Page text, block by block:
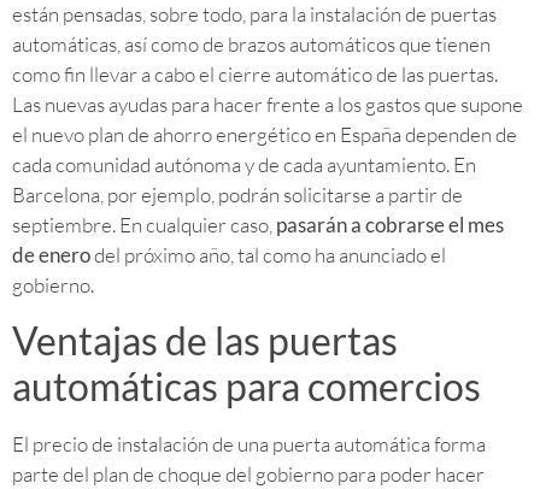
están pensadas, sobre todo, para la instalación de puertas
automáticas, así como de brazos automáticos que tienen
como fin llevar a cabo el cierre automático de las puertas.
Las nuevas ayudas para hacer frente a los gastos que supone
el nuevo plan de ahorro energético en España dependen de
cada comunidad autónoma y de cada ayuntamiento. En
Barcelona, por ejemplo, podrán solicitarse a partir de
septiembre. En cualquier caso, pasarán a cobrarse el mes
de enerodel próximo año, tal como ha anunciado el
gobierno.
Ventajas de las puertas
automáticas para comercios
El precio de instalación de una puerta automática forma
parte del plan de choque del gobierno para poder hacer